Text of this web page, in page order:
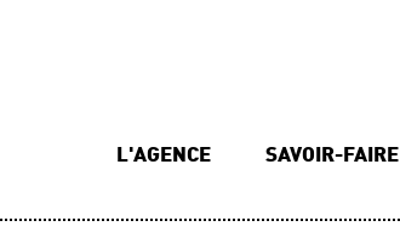
L'AGENCE SAVOIR-FAIRE